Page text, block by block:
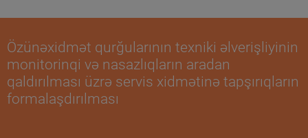
Özünəxidmət qurğularının texniki əlverişliyinin
monitorinqi və nasazlıqların aradan
qaldırılması üzrə servis xidmətinə tapşırıqların
formalaşdırılması